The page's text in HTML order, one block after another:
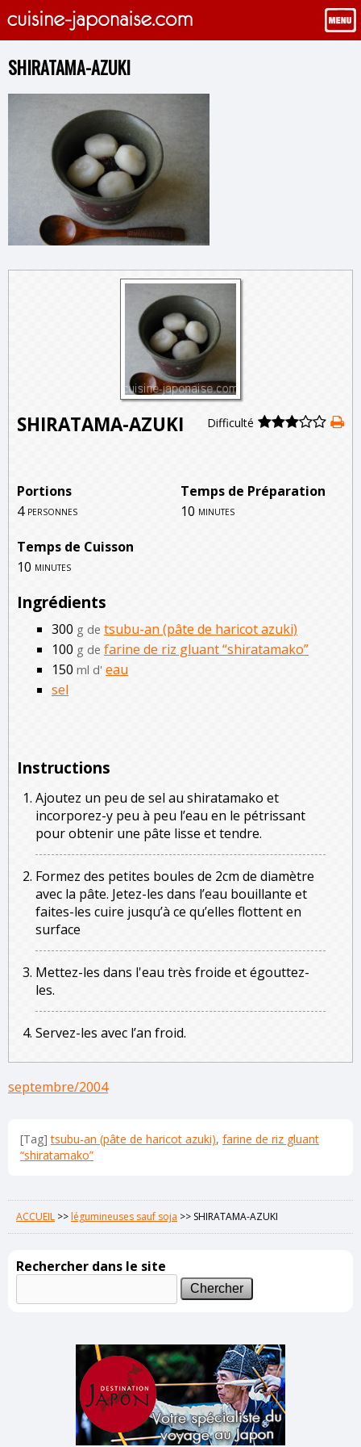
SHIRATAMA-AZUKI
SHIRATAMA-AZUKI Difficulté
Portions
Temps de Préparation
4 personnes 10 minutes
Temps de Cuisson
10 minutes
Ingrédients
300 g de tsubu-an (pâte de haricot azuki)
100 g de farine de riz gluant “shiratamako”
150 ml d' eau
sel
Instructions
Ajoutez un peu de sel au shiratamako et
incorporez-y peu à peu l’eau en le pétrissant
pour obtenir une pâte lisse et tendre.
Formez des petites boules de 2cm de diamètre
avec la pâte. Jetez-les dans l’eau bouillante et
faites-les cuire jusqu’à ce qu’elles flottent en
surface
Mettez-les dans l'eau très froide et égouttez-
les.
Servez-les avec l’an froid.
septembre/2004
[Tag]tsubu-an (pâte de haricot azuki), farine de riz gluant
“shiratamako”
ACCUEIL >>légumineuses sauf soja >> SHIRATAMA-AZUKI
Rechercher dans le site